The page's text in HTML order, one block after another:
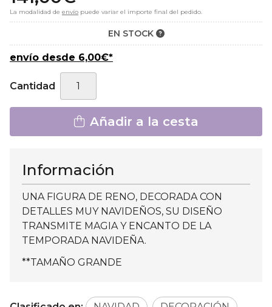
La modalidad de envío puede variar el importe final del pedido.
EN STOCK
envío desde 6,00€*
Cantidad
Añadir a la cesta
Información
UNA FIGURA DE RENO, DECORADA CON
DETALLES MUY NAVIDEÑOS, SU DISEÑO
TRANSMITE MAGIA Y ENCANTO DE LA
TEMPORADA NAVIDEÑA.
**TAMAÑO GRANDE